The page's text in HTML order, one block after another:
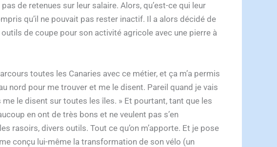
de retenues sur leur salaire. Alors, qu’est-ce qui leur
qu’il ne pouvait pas rester inactif. Il a alors décidé de
de coupe pour son activité agricole avec une pierre à
toutes les Canaries avec ce métier, et ça m’a permis
nord pour me trouver et me le disent. Pareil quand je vais
le disent sur toutes les îles. » Et pourtant, tant que les
en ont de très bons et ne veulent pas s’en
rasoirs, divers outils. Tout ce qu’on m’apporte. Et je pose
conçu lui-même la transformation de son vélo (un